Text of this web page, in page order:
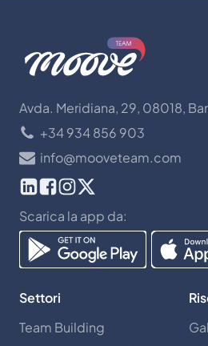
Avda. Meridiana, 29, 08018,
+34 934 856 903
info@mooveteam.com
Scarica la app da:
Settori
Team Building